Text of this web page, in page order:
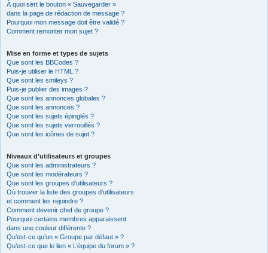
À quoi sert le bouton « Sauvegarder »
dans la page de rédaction de message ?
Pourquoi mon message doit être validé ?
Comment remonter mon sujet ?
Mise en forme et types de sujets
Que sont les BBCodes ?
Puis-je utiliser le HTML ?
Que sont les smileys ?
Puis-je publier des images ?
Que sont les annonces globales ?
Que sont les annonces ?
Que sont les sujets épinglés ?
Que sont les sujets verrouillés ?
Que sont les icônes de sujet ?
Niveaux d’utilisateurs et groupes
Que sont les administrateurs ?
Que sont les modérateurs ?
Que sont les groupes d’utilisateurs ?
Où trouver la liste des groupes d’utilisateurs
et comment les rejoindre ?
Comment devenir chef de groupe ?
Pourquoi certains membres apparaissent
dans une couleur différente ?
Qu’est-ce qu’un « Groupe par défaut » ?
Qu’est-ce que le lien « L’équipe du forum » ?